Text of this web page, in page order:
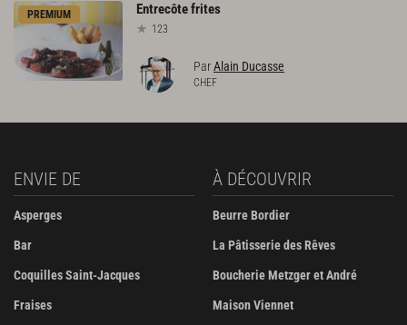
PREMIUM Entrecôtefrites
123
ParAlain Ducasse
CHEF
ENVIE DE
Asperges
Bar
Coquilles Saint-Jacques
Fraises
À DÉCOUVRIR
Beurre Bordier
La Pâtisserie des Rêves
Boucherie Metzger et André
Maison Viennet